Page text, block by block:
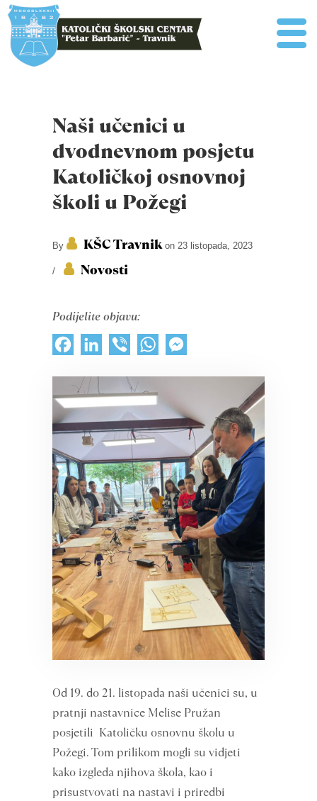
Naši učenici u
dvodnevnom posjetu
Katoličkoj osnovnoj
školi u Požegi
By KŠC Travnikon 23 listopada, 2023
/ Novosti
Podijelite objavu:
FacebookLinkedInViber WhatsApp
Od 19. do 21. listopada naši učenici su, u
pratnji nastavnice Melise Pružan
posjetili Katoličku osnovnu školu u
Požegi. Tom prilikom mogli su vidjeti
kako izgleda njihova škola, kao i
prisustvovati na nastavi i priredbi